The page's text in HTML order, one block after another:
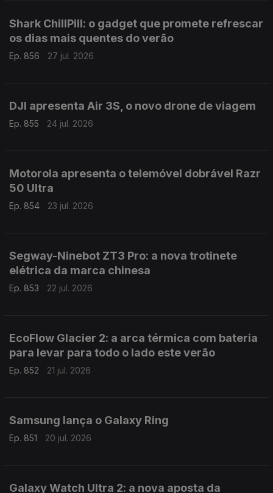
Shark ChillPill: o gadget que promete refrescar
os dias mais quentes do verão
Ep. 856 27 jul. 2026
DJI apresenta Air 3S, o novo drone de viagem
Ep. 855 24 jul. 2026
Motorola apresenta o telemóvel dobrável Razr
50 Ultra
Ep. 854 23 jul. 2026
Segway-Ninebot ZT3 Pro: a nova trotinete
elétrica da marca chinesa
Ep. 853 22 jul. 2026
EcoFlow Glacier 2: a arca térmica com bateria
para levar para todo o lado este verão
Ep. 852 21 jul. 2026
Samsung lança o Galaxy Ring
Ep. 851 20 jul. 2026
Galaxy Watch Ultra 2: a nova aposta da